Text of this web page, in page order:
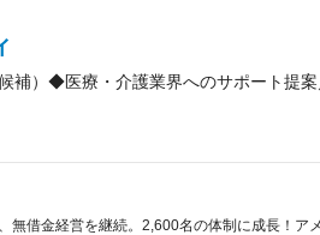
候補）◆医療・介護業界へのサポート提
無借金経営を継続。2,600名の体制に成長！ア